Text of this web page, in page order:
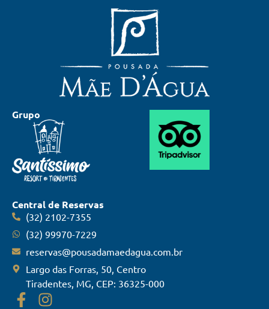
Grupo
Central de Reservas
(32) 2102-7355
(32) 99970-7229
reservas@pousadamaedagua.com.br
Largo das Forras, 50, Centro
Tiradentes, MG, CEP: 36325-000